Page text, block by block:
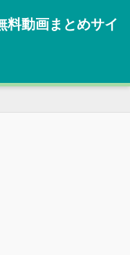
料動画まとめサイ